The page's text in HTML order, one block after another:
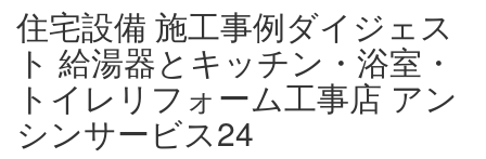
住宅設備 施工事例ダイジェス
ト 給湯器とキッチン・浴室・
トイレリフォーム工事店 アン
シンサービス24